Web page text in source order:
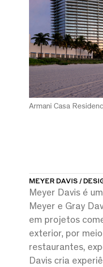
Armani Casa
MEYER DAVIS /
Meyer Davis é
Meyer e Gray
em projetos
exterior, por
restaurantes,
Davis cria